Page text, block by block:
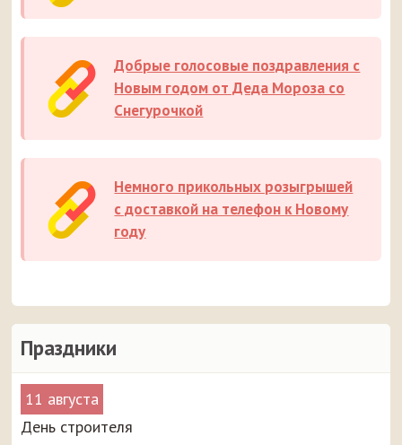
Праздники
11 августа
День строителя
Добрые голосовые поздравления с
Новым годом от Деда Мороза со
Снегурочкой
Немного прикольных розыгрышей
с доставкой на телефон к Новому
году